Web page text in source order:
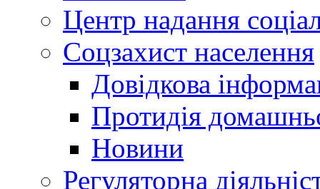
Центр надання
Соцзахист населення
Довідкова
Протидія
Новини
Регуляторна